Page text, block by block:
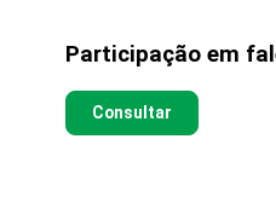
Participação em
Consultar